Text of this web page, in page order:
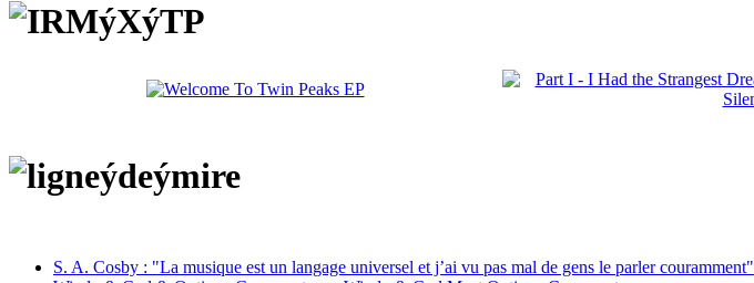
S. A. Cosby : "La musique est un langage universel et j’ai vu pas mal de gens le parler couramment"